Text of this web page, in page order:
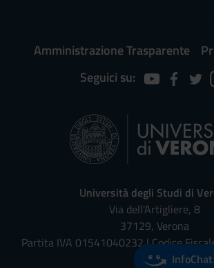
Amministrazione Trasparente
Seguici su:
Università degli Studi di
Via dell'Artigliere, 8
37129, Verona
Partita IVA 01541040232 | Codice